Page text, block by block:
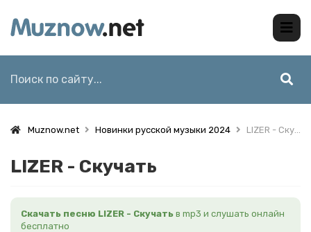
Muznow.net Новинки русской музыки 2024 LIZER - Скучать
LIZER - Скучать
Скачать песню LIZER - Скучать в mp3 и слушать онлайн
бесплатно